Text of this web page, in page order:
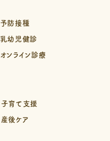
予防接種
乳幼児健診
オンライン診療
子育て支援
産後ケア